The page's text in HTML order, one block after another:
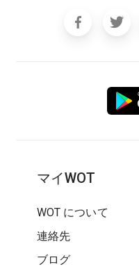
マイWOT
WOT について
連絡先
ブログ